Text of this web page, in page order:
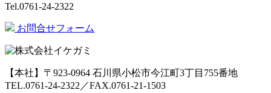
Tel.0761-24-2322
お問合せフォーム
【本社】〒923-0964 石川県小松市今江町3丁目755番地
TEL.0761-24-2322／FAX.0761-21-1503